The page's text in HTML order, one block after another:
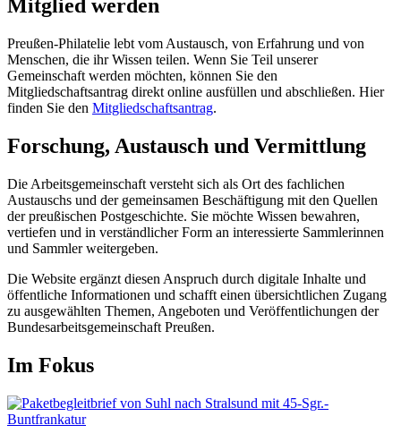
Mitglied werden
Preußen-Philatelie lebt vom Austausch, von Erfahrung und von
Menschen, die ihr Wissen teilen. Wenn Sie Teil unserer
Gemeinschaft werden möchten, können Sie den
Mitgliedschaftsantrag direkt online ausfüllen und abschließen. Hier
finden Sie den Mitgliedschaftsantrag.
Forschung, Austausch und Vermittlung
Die Arbeitsgemeinschaft versteht sich als Ort des fachlichen
Austauschs und der gemeinsamen Beschäftigung mit den Quellen
der preußischen Postgeschichte. Sie möchte Wissen bewahren,
vertiefen und in verständlicher Form an interessierte Sammlerinnen
und Sammler weitergeben.
Die Website ergänzt diesen Anspruch durch digitale Inhalte und
öffentliche Informationen und schafft einen übersichtlichen Zugang
zu ausgewählten Themen, Angeboten und Veröffentlichungen der
Bundesarbeitsgemeinschaft Preußen.
Im Fokus